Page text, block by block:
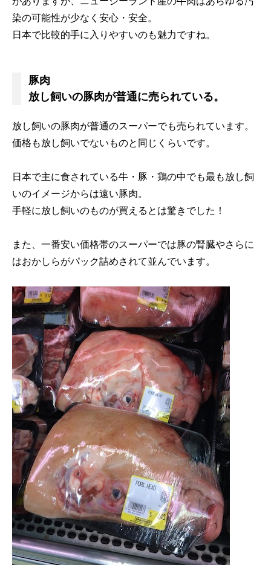
染の可能性が少なく安心・安全。
日本で比較的手に入りやすいのも魅力ですね。
豚肉
放し飼いの豚肉が普通に売られている。
放し飼いの豚肉が普通のスーパーでも売られています。
価格も放し飼いでないものと同じくらいです。
日本で主に食されている牛・豚・鶏の中でも最も放し飼
いのイメージからは遠い豚肉。
手軽に放し飼いのものが買えるとは驚きでした！
また、一番安い価格帯のスーパーでは豚の腎臓やさらに
はおかしらがパック詰めされて並んでいます。